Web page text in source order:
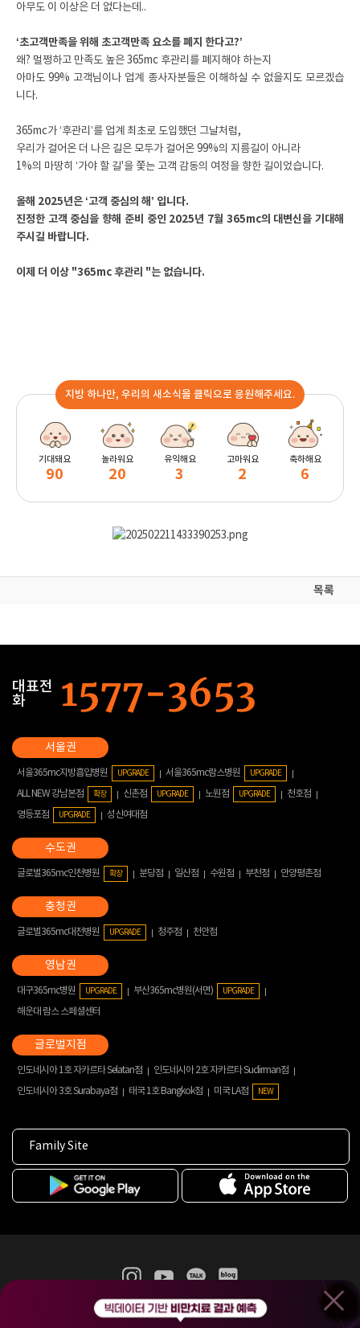
아무도 이 이상은 더 없다는데..
‘초고객만족을 위해 초고객만족 요소를 폐지 한다고?’
왜? 멀쩡하고 만족도 높은 365mc 후관리를 폐지해야 하는지
아마도 99% 고객님이나 업계 종사자분들은 이해하실 수 없을지도 모르겠습
니다.
365mc가 ‘후관리’를 업계 최초로 도입했던 그날처럼,
우리가 걸어온 더 나은 길은 모두가 걸어온 99%의 지름길이 아니라
1%의 마땅히 ‘가야 할 길'을 쫓는 고객 감동의 여정을 향한 길이었습니다.
올해 2025년은 ‘고객 중심의 해’ 입니다.
진정한 고객 중심을 향해 준비 중인 2025년 7월 365mc의 대변신을 기대해
주시길 바랍니다.
이제 더 이상 "365mc 후관리 "는 없습니다.
지방 하나만, 우리의 새소식을 클릭으로 응원해주세요.
기대돼요
90
놀라워요
20
유익해요
3
고마워요
2
축하해요
6
목록
대표전
화
서울365mc지방흡입병원 UPGRADE 서울365mc람스병원 UPGRADE
ALL NEW 강남본점 확장 신촌점 UPGRADE 노원점 UPGRADE
천호점
영등포점
UPGRADE 성신여대점
글로벌365mc인천병원 확장 분당점 일산점 수원점 부천점 안양평촌점
글로벌365mc대전병원 UPGRADE 청주점 천안점
대구365mc병원 UPGRADE 부산365mc병원(서면) UPGRADE
해운대 람스 스페셜센터
인도네시아 1호 자카르타 Selatan점
인도네시아 2호 자카르타 Sudirman점
인도네시아 3호 Surabaya점
태국 1호 Bangkok점 미국 LA점 NEW
Family Site
365mc 병·의원 이용약관
홈페이지 이용약관